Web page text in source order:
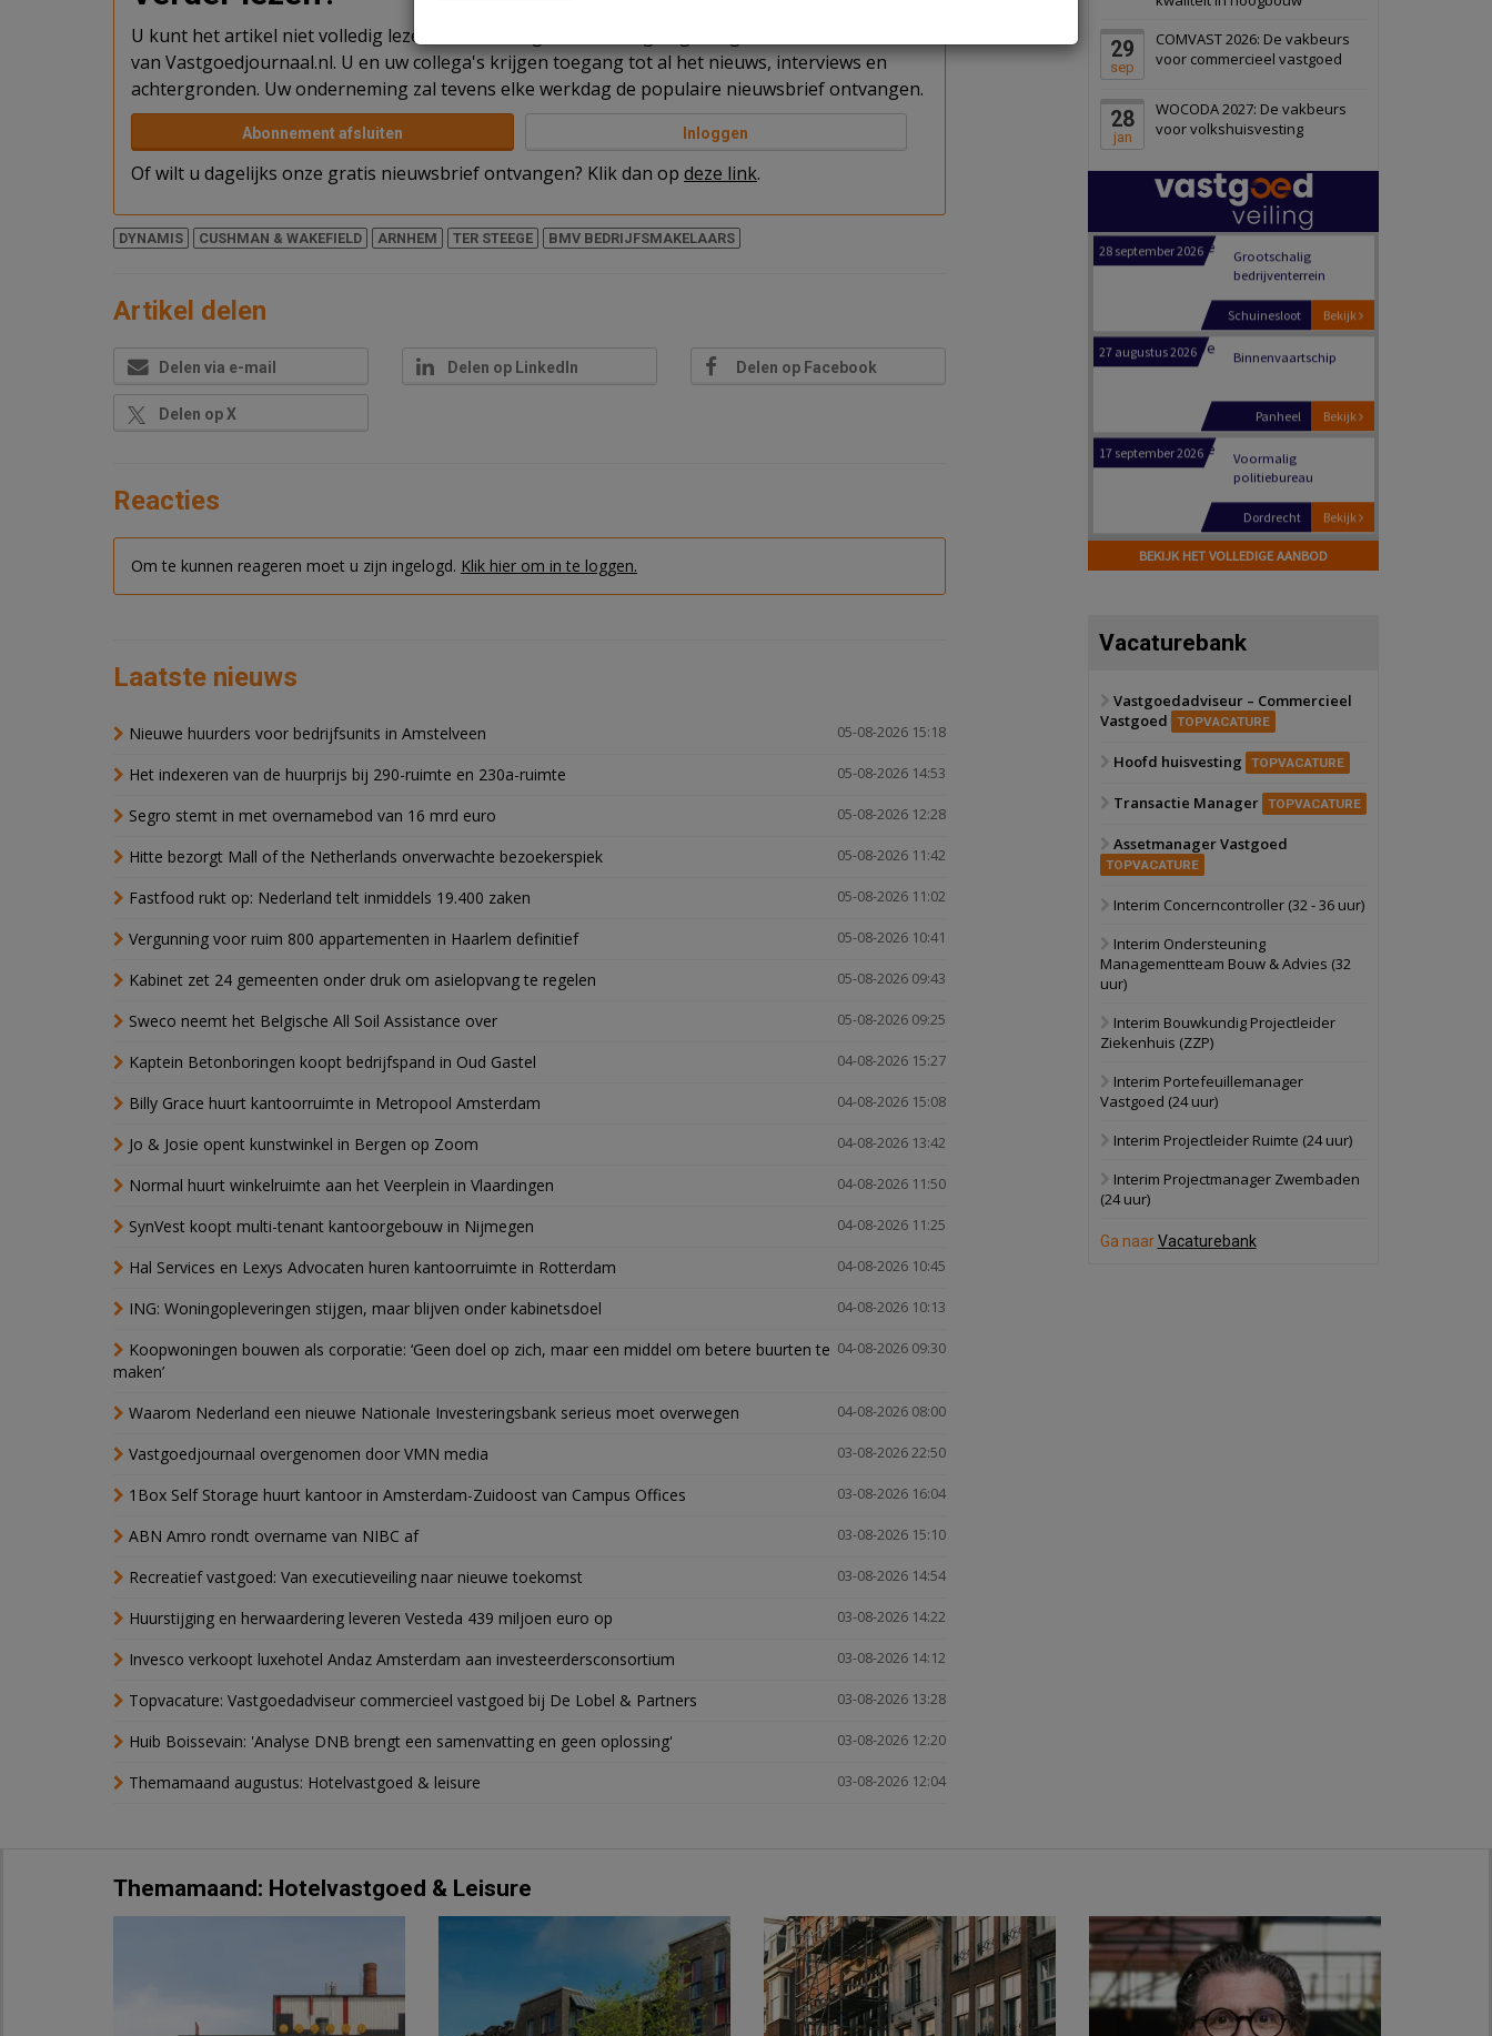
U kunt het artikel niet volledig lezen omdat u nog niet bent ingelogd. Log in of word abonnee
van Vastgoedjournaal.nl. U en uw collega's krijgen toegang tot al het nieuws, interviews en
achtergronden. Uw onderneming zal tevens elke werkdag de populaire nieuwsbrief ontvangen.
Abonnement afsluiten Inloggen
Of wilt u dagelijks onze gratis nieuwsbrief ontvangen? Klik dan op deze link.
DYNAMIS CUSHMAN & WAKEFIELD ARNHEM TER STEEGE BMV BEDRIJFSMAKELAARS
Artikel delen
Delen via e-mail Delen op LinkedIn Delen op Facebook
Delen op X
Reacties
Om te kunnen reageren moet u zijn ingelogd. Klik hier om in te loggen.
Laatste nieuws
05-08-2026 15:18
Nieuwe huurders voor bedrijfsunits in Amstelveen
05-08-2026 14:53
Het indexeren van de huurprijs bij 290-ruimte en 230a-ruimte
05-08-2026 12:28
Segro stemt in met overnamebod van 16 mrd euro
05-08-2026 11:42
Hitte bezorgt Mall of the Netherlands onverwachte bezoekerspiek
05-08-2026 11:02
Fastfood rukt op: Nederland telt inmiddels 19.400 zaken
05-08-2026 10:41
Vergunning voor ruim 800 appartementen in Haarlem definitief
05-08-2026 09:43
Kabinet zet 24 gemeenten onder druk om asielopvang te regelen
05-08-2026 09:25
Sweco neemt het Belgische All Soil Assistance over
04-08-2026 15:27
Kaptein Betonboringen koopt bedrijfspand in Oud Gastel
04-08-2026 15:08
Billy Grace huurt kantoorruimte in Metropool Amsterdam
04-08-2026 13:42
Jo & Josie opent kunstwinkel in Bergen op Zoom
04-08-2026 11:50
Normal huurt winkelruimte aan het Veerplein in Vlaardingen
04-08-2026 11:25
SynVest koopt multi-tenant kantoorgebouw in Nijmegen
04-08-2026 10:45
Hal Services en Lexys Advocaten huren kantoorruimte in Rotterdam
04-08-2026 10:13
ING: Woningopleveringen stijgen, maar blijven onder kabinetsdoel
04-08-2026 09:30
Koopwoningen bouwen als corporatie: ‘Geen doel op zich, maar een middel om betere buurten te
maken’
04-08-2026 08:00
Waarom Nederland een nieuwe Nationale Investeringsbank serieus moet overwegen
03-08-2026 22:50
Vastgoedjournaal overgenomen door VMN media
03-08-2026 16:04
1Box Self Storage huurt kantoor in Amsterdam-Zuidoost van Campus Offices
03-08-2026 15:10
ABN Amro rondt overname van NIBC af
03-08-2026 14:54
Recreatief vastgoed: Van executieveiling naar nieuwe toekomst
03-08-2026 14:22
Huurstijging en herwaardering leveren Vesteda 439 miljoen euro op
03-08-2026 14:12
Invesco verkoopt luxehotel Andaz Amsterdam aan investeerdersconsortium
03-08-2026 13:28
Topvacature: Vastgoedadviseur commercieel vastgoed bij De Lobel & Partners
03-08-2026 12:20
Huib Boissevain: 'Analyse DNB brengt een samenvatting en geen oplossing'
03-08-2026 12:04
Themamaand augustus: Hotelvastgoed & leisure
29
sep
COMVAST 2026: De vakbeurs
voor commercieel vastgoed
28
jan
WOCODA 2027: De vakbeurs
voor volkshuisvesting
Schiedam
22 september 2026 Attractiepark
Bekijk
Oranje
28 september 2026
bedrijventerrein
Schuinesloot
27 augustus 2026 Binnenvaartschip
Bekijk
Panheel
17 september 2026
Voormalig
Bekijk
Dordrecht
17 september 2026
Voormalig
politiebureau
Bekijk
Hilversum
17 september 2026
Voormalig
Zwanenburg
6 oktober 2026 Transformatieobject
22 september 2026
28 september 2026
Grootschalig
Bekijk
Schuinesloot
politiebureau
BEKIJK HET VOLLEDIGE AANBOD
Vacaturebank
Vastgoedadviseur – Commercieel
Vastgoed
TOPVACATURE
Hoofd huisvesting TOPVACATURE
Transactie Manager TOPVACATURE
Assetmanager Vastgoed
TOPVACATURE
Interim Concerncontroller (32 - 36 uur)
Interim Ondersteuning
Managementteam Bouw & Advies (32
uur)
Interim Bouwkundig Projectleider
Ziekenhuis (ZZP)
Interim Portefeuillemanager
Vastgoed (24 uur)
Interim Projectleider Ruimte (24 uur)
Interim Projectmanager Zwembaden
(24 uur)
Ga naarVacaturebank
Themamaand: Hotelvastgoed & Leisure